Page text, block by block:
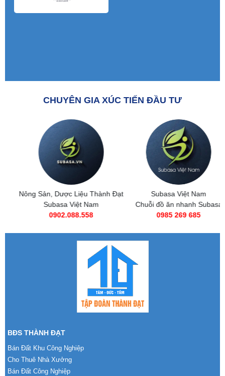
CHUYÊN GIA XÚC TIẾN ĐẦU TƯ
Nông Sản, Dược Liệu Thành Đạt
Subasa Việt Nam
0902.088.558
Subasa Việt Nam
Chuỗi đồ ăn nhanh Subasa
0985 269 685
BĐS THÀNH ĐẠT
Bán Đất Khu Công Nghiệp
Cho Thuê Nhà Xưởng
Bán Đất Công Nghiệp